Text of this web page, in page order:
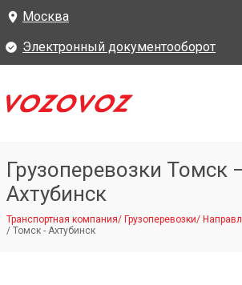
Москва
Электронный документооборот
Грузоперевозки Томск
Ахтубинск
Транспортная компания/ Грузоперевозки/
/ Томск - Ахтубинск